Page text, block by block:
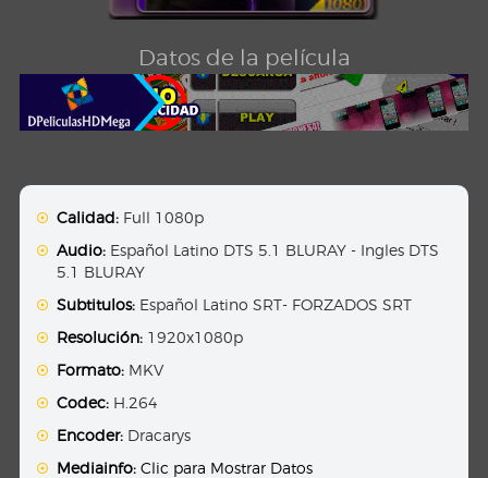
Datos de la película
Calidad: Full 1080p
Audio: Español Latino DTS 5.1 BLURAY - Ingles DTS
5.1 BLURAY
Subtitulos: Español Latino SRT- FORZADOS SRT
Resolución: 1920x1080p
Formato: MKV
Codec: H.264
Encoder: Dracarys
Mediainfo: Clic para Mostrar Datos